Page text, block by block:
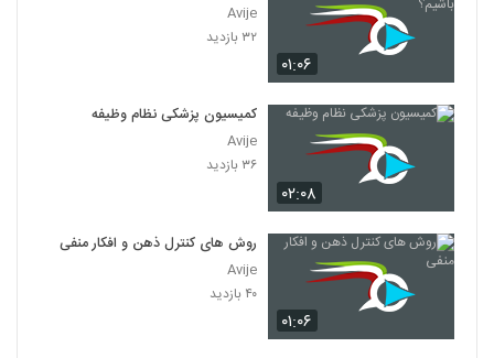
۰۱:۰۶
Avije
۳۲ بازدید
۰۲:۰۸
کمیسیون پزشکی نظام وظیفه
Avije
۳۶ بازدید
۰۱:۰۶
روش های کنترل ذهن و افکار منفی
Avije
۴۰ بازدید